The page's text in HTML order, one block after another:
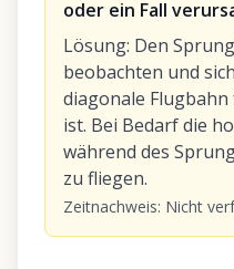
oder ein Fall
Lösung: Den
beobachten und
diagonale
ist. Bei Bedarf die
während des
zu fliegen.
Zeitnachweis: Nicht